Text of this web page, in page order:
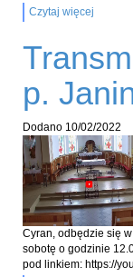
Czytaj więcej
p.
Dodano 10/02/2022
Cyran, odbędzie się
sobotę o godzinie
pod linkiem: https://